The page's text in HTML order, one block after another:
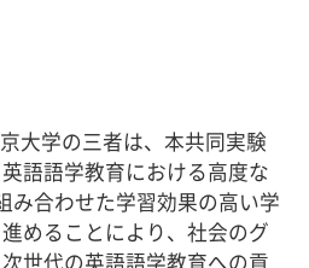
大学の三者は、本共同実験
語語学教育における高度な
み合わせた学習効果の高い学
めることにより、社会のグ
世代の英語語学教育への貢